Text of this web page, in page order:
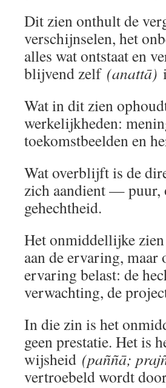
Dit zien onthult de
verschijnselen, het
alles wat ontstaat en
blijvend zelf (anattā)
Wat in dit zien
werkelijkheden:
toekomstbeelden en
Wat overblijft is de
zich aandient — puur,
gehechtheid.
Het onmiddellijke
aan de ervaring, maar
ervaring belast: de
verwachting, de
In die zin is het
geen prestatie. Het is
wijsheid (paññā;
vertroebeld wordt